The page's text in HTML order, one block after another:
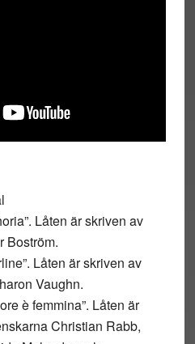
Låten är skriven av
Boström.
Låten är skriven av
Vaughn.
è femmina”. Låten är
Christian Rabb,